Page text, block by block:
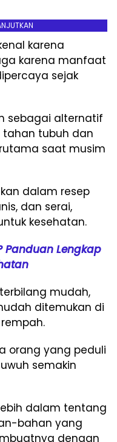
karena
karena manfaat
sejak
sebagai alternatif
tubuh dan
saat musim
dalam resep
dan serai,
kesehatan.
Panduan Lengkap
mudah,
ditemukan di
orang yang peduli
semakin
dalam tentang
bahan yang
dengan